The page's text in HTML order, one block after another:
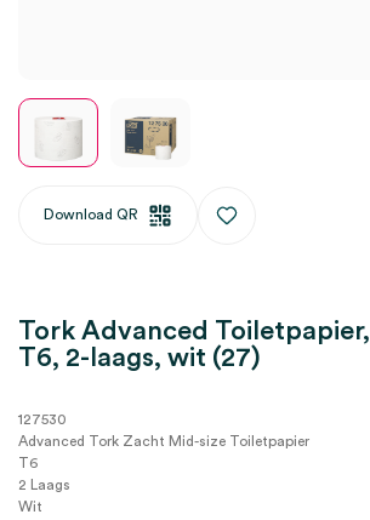
Download QR
Tork Advanced Toiletpapier,
T6, 2-laags, wit (27)
127530
Advanced Tork Zacht Mid-size Toiletpapier
T6
2 Laags
Wit